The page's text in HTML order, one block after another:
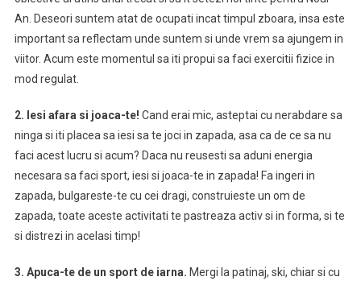
An. Deseori suntem atat de ocupati incat timpul zboara, insa este
important sa reflectam unde suntem si unde vrem sa ajungem in
viitor. Acum este momentul sa iti propui sa faci exercitii fizice in
mod regulat.
2. Iesi afara si joaca-te! Cand erai mic, asteptai cu nerabdare sa
ninga si iti placea sa iesi sa te joci in zapada, asa ca de ce sa nu
faci acest lucru si acum? Daca nu reusesti sa aduni energia
necesara sa faci sport, iesi si joaca-te in zapada! Fa ingeri in
zapada, bulgareste-te cu cei dragi, construieste un om de
zapada, toate aceste activitati te pastreaza activ si in forma, si te
si distrezi in acelasi timp!
3. Apuca-te de un sport de iarna. Mergi la patinaj, ski, chiar si cu